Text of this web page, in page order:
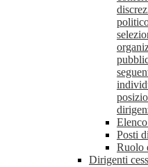
Posti
Ruolo
Dirigenti